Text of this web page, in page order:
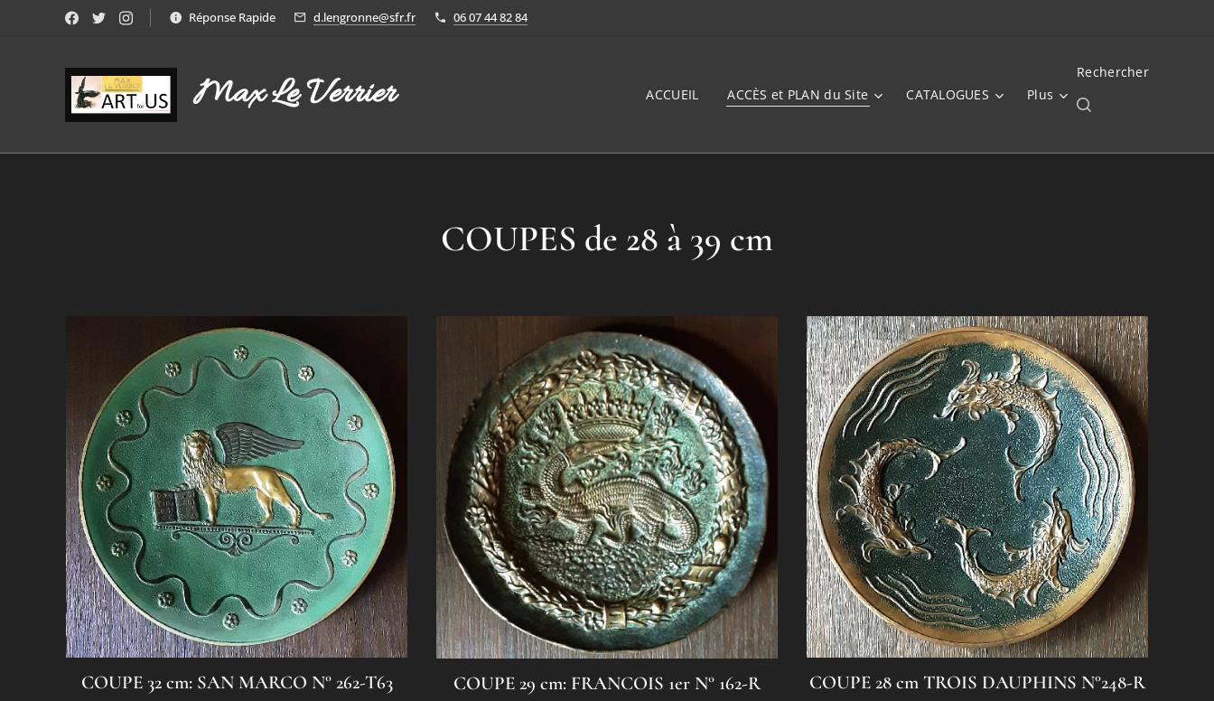
Réponse Rapide d.lengronne@sfr.fr 06 07 44 82 84
Max Le Verrier ACCUEIL ACCÈS et PLAN du Site CATALOGUES Plus
Rechercher
COUPES de 28 à 39 cm
COUPE 32 cm: SAN MARCO N° 262-T63 COUPE 29 cm: FRANCOIS 1er N° 162-R COUPE 28 cm TROIS DAUPHINS N°248-R